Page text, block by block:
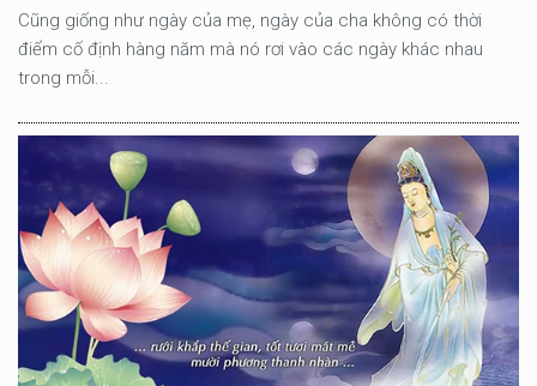
Cũng giống như ngày của mẹ, ngày của cha không có thời
điểm cố định hàng năm mà nó rơi vào các ngày khác nhau
trong mỗi...